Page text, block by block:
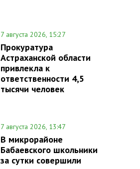
7 августа 2026, 15:27
Прокуратура
Астраханской области
привлекла к
ответственности 4,5
тысячи человек
7 августа 2026, 13:47
В микрорайоне
Бабаевского школьники
за сутки совершили